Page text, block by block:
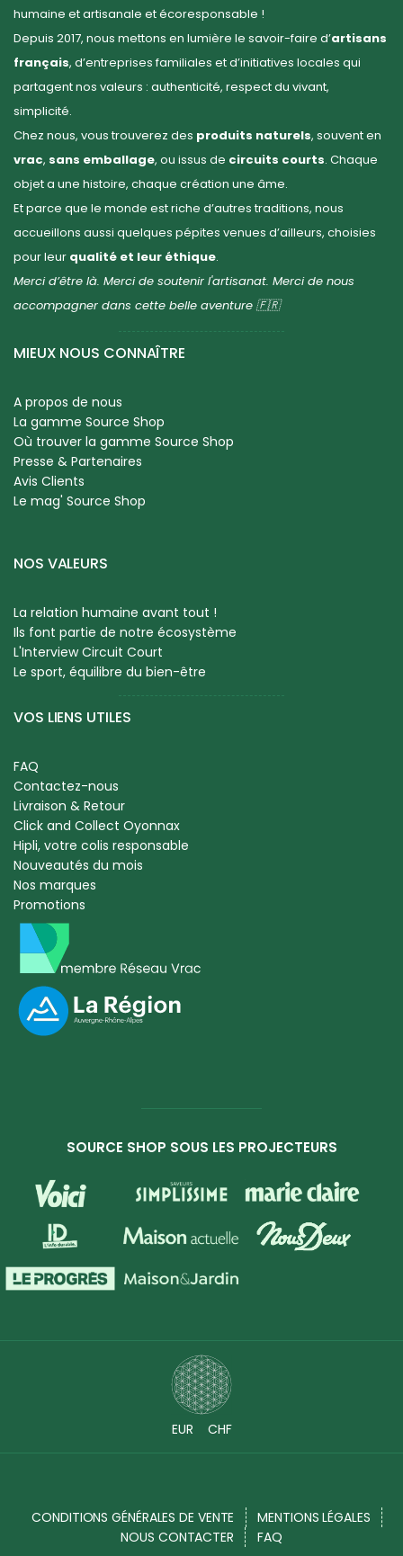
humaine et artisanale et écoresponsable !
Depuis 2017, nous mettons en lumière le savoir-faire d’artisans
français, d’entreprises familiales et d’initiatives locales qui
partagent nos valeurs : authenticité, respect du vivant,
simplicité.
Chez nous, vous trouverez des produits naturels, souvent en
vrac, sans emballage, ou issus de circuits courts. Chaque
objet a une histoire, chaque création une âme.
Et parce que le monde est riche d’autres traditions, nous
accueillons aussi quelques pépites venues d’ailleurs, choisies
pour leur qualité et leur éthique.
Merci d’être là. Merci de soutenir l'artisanat. Merci de nous
accompagner dans cette belle aventure 🇫🇷
MIEUX NOUS CONNAÎTRE
A propos de nous
La gamme Source Shop
Où trouver la gamme Source Shop
Presse & Partenaires
Avis Clients
Le mag' Source Shop
NOS VALEURS
La relation humaine avant tout !
Ils font partie de notre écosystème
L'Interview Circuit Court
Le sport, équilibre du bien-être
VOS LIENS UTILES
FAQ
Contactez-nous
Livraison & Retour
Click and Collect Oyonnax
Hipli, votre colis responsable
Nouveautés du mois
Nos marques
Promotions
SOURCE SHOP SOUS LES PROJECTEURS
EUR CHF
CONDITIONS GÉNÉRALES DE VENTE
MENTIONS LÉGALES
NOUS CONTACTER
FAQ